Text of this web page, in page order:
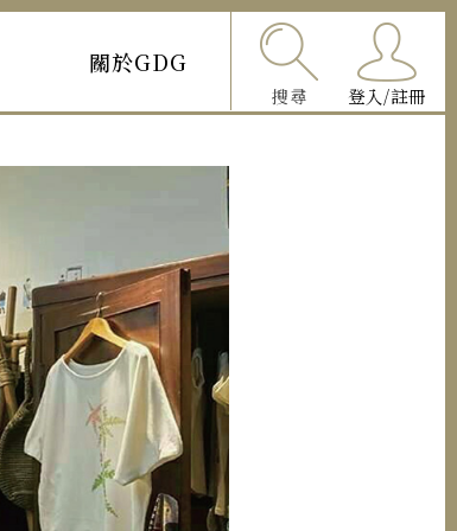
搜尋 登入/註冊
關於GDG